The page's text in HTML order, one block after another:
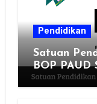
Pendidikan
Satuan
BOP PAUD